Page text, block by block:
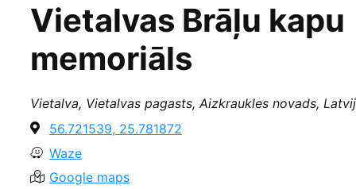
Vietalvas Brāļu kapu
memoriāls
Vietalva, Vietalvas pagasts, Aizkraukles novads,
56.721539, 25.781872
Waze
Google maps